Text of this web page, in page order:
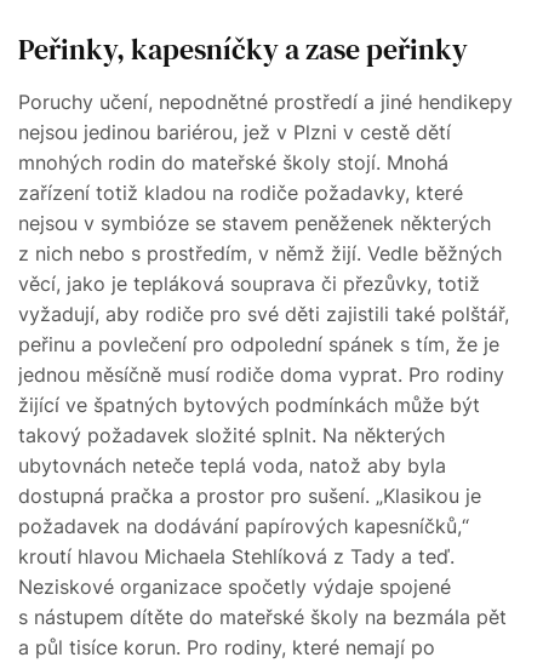
Peřinky, kapesníčky a zase peřinky
Poruchy učení, nepodnětné prostředí a jiné hendikepy
nejsou jedinou bariérou, jež v Plzni v cestě dětí
mnohých rodin do mateřské školy stojí. Mnohá
zařízení totiž kladou na rodiče požadavky, které
nejsou v symbióze se stavem peněženek některých
z nich nebo s prostředím, v němž žijí. Vedle běžných
věcí, jako je tepláková souprava či přezůvky, totiž
vyžadují, aby rodiče pro své děti zajistili také polštář,
peřinu a povlečení pro odpolední spánek s tím, že je
jednou měsíčně musí rodiče doma vyprat. Pro rodiny
žijící ve špatných bytových podmínkách může být
takový požadavek složité splnit. Na některých
ubytovnách neteče teplá voda, natož aby byla
dostupná pračka a prostor pro sušení. „Klasikou je
požadavek na dodávání papírových kapesníčků,“
kroutí hlavou Michaela Stehlíková z Tady a teď.
Neziskové organizace spočetly výdaje spojené
s nástupem dítěte do mateřské školy na bezmála pět
a půl tisíce korun. Pro rodiny, které nemají po